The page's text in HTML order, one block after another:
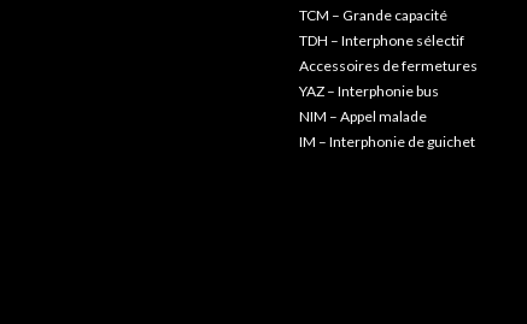
TCM – Grande capacité
TDH – Interphone sélectif
Accessoires de fermetures
YAZ – Interphonie bus
NIM – Appel malade
IM – Interphonie de guichet